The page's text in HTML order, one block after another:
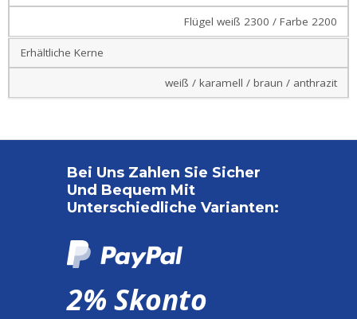
Flügel weiß 2300 / Farbe 2200
Erhältliche Kerne
weiß / karamell / braun / anthrazit
Bei Uns Zahlen Sie Sicher
Und Bequem Mit
Unterschiedliche Varianten:
2% Skonto